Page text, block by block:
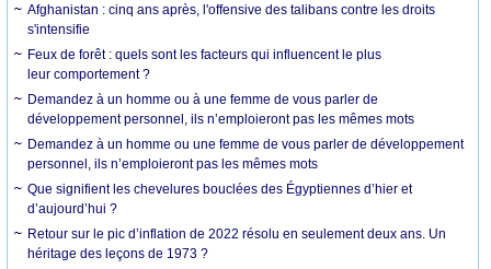
Afghanistan : cinq ans après, l'offensive des talibans contre les droits
s'intensifie
Feux de forêt : quels sont les facteurs qui influencent le plus
leur comportement ?
Demandez à un homme ou à une femme de vous parler de
développement personnel, ils n’emploieront pas les mêmes mots
Demandez à un homme ou une femme de vous parler de développement
personnel, ils n’emploieront pas les mêmes mots
Que signifient les chevelures bouclées des Égyptiennes d’hier et
d’aujourd’hui ?
Retour sur le pic d’inflation de 2022 résolu en seulement deux ans. Un
héritage des leçons de 1973 ?